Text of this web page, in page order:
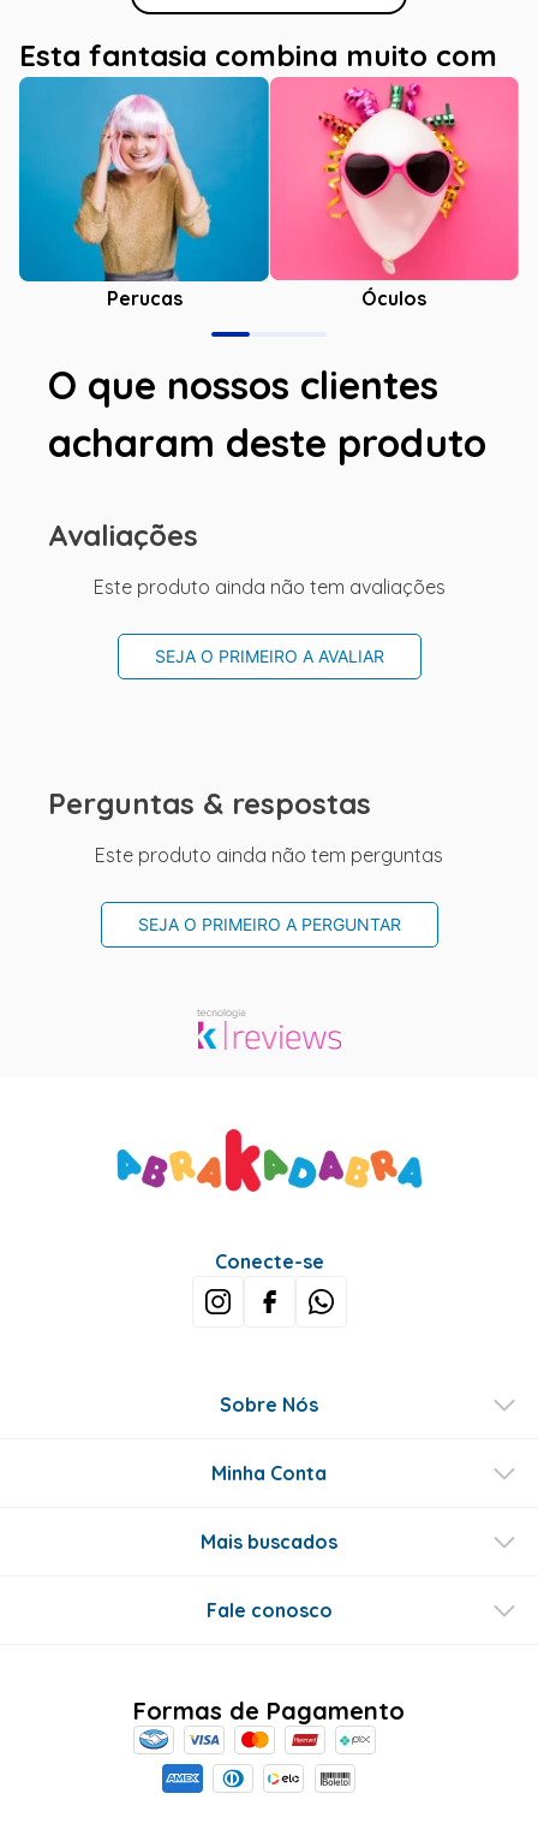
Esta fantasia combina muito com
Perucas Óculos
O que nossos clientes
acharam deste produto
Avaliações
Este produto ainda não tem avaliações
SEJA O PRIMEIRO A AVALIAR
Perguntas & respostas
Este produto ainda não tem perguntas
SEJA O PRIMEIRO A PERGUNTAR
Conecte-se
Sobre Nós
Minha Conta
Mais buscados
Fale conosco
Formas de Pagamento